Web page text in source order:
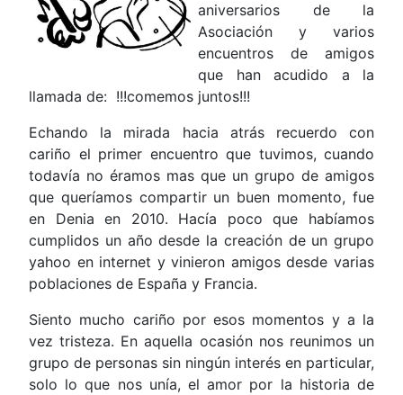
aniversarios de la
Asociación y varios
encuentros de amigos
que han acudido a la
llamada de: !!!comemos juntos!!!
Echando la mirada hacia atrás recuerdo con
cariño el primer encuentro que tuvimos, cuando
todavía no éramos mas que un grupo de amigos
que queríamos compartir un buen momento, fue
en Denia en 2010. Hacía poco que habíamos
cumplidos un año desde la creación de un grupo
yahoo en internet y vinieron amigos desde varias
poblaciones de España y Francia.
Siento mucho cariño por esos momentos y a la
vez tristeza. En aquella ocasión nos reunimos un
grupo de personas sin ningún interés en particular,
solo lo que nos unía, el amor por la historia de